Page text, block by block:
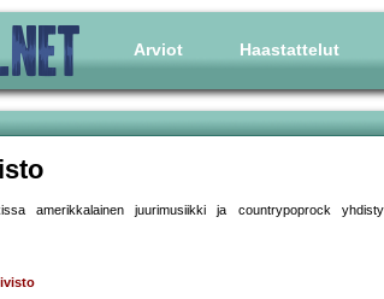
Arviot Haastattelut
amerikkalainen juurimusiikki ja countrypoprock